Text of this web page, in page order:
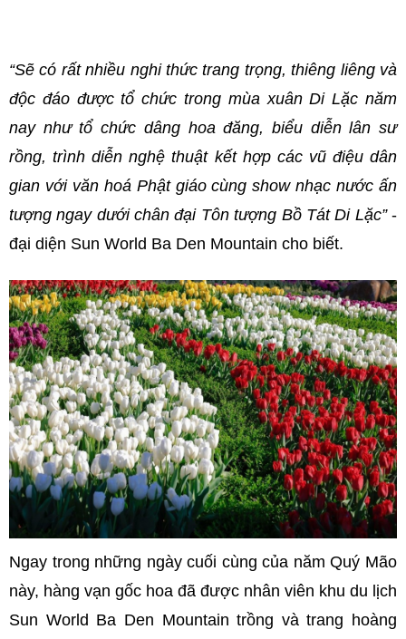
“Sẽ có rất nhiều nghi thức trang trọng, thiêng liêng và
độc đáo được tổ chức trong mùa xuân Di Lặc năm
nay nhưtổ chức dâng hoa đăng, biểu diễn lân sư
rồng, trình diễn nghệ thuật kết hợp các vũ điệu dân
gian với văn hoá Phật giáo cùng show nhạc nước ấn
tượng ngay dưới chân đại Tôn tượng Bồ Tát Di Lặc”-
đại diện Sun World Ba Den Mountain cho biết.
Ngay trong những ngày cuối cùng của năm Quý Mão
này, hàng vạn gốc hoa đã được nhân viên khu du lịch
Sun World Ba Den Mountain trồng và trang hoàng